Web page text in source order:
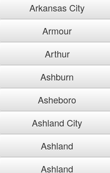
Arkansas City
Armour
Arthur
Ashburn
Asheboro
Ashland City
Ashland
Ashland